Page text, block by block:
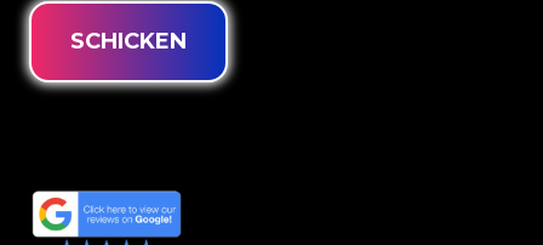
SCHICKEN